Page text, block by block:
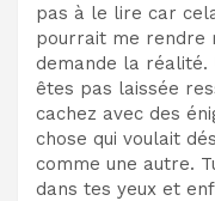
pas à le lire car
pourrait me rendre
demande la réalité.
êtes pas laissée
cachez avec des
chose qui voulait
comme une autre.
dans tes yeux et